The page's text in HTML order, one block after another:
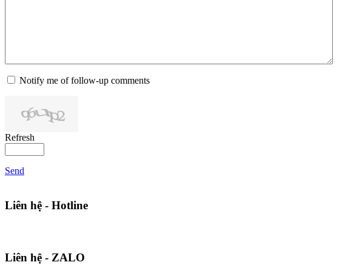
Notify me of follow-up comments
Refresh
Send
Liên hệ - Hotline
Liên hệ - ZALO